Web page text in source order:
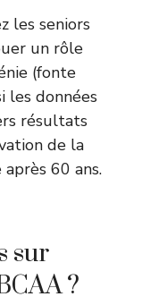
les seniors
un rôle
(fonte
les données
résultats
de la
60 ans.
sur
?